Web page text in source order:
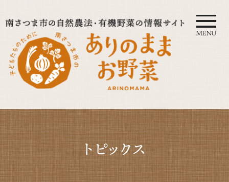
自然農法・オーガニック南さつ
ま公式サイト｜鹿児島の有機・
無農薬野菜
MENU
トピックス